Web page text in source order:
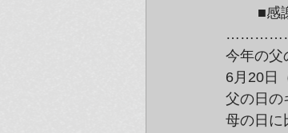
今年の父
6月20日
父の日の
母の日に